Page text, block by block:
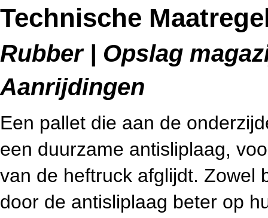
Technische
Rubber | Opslag
Aanrijdingen
Een pallet die aan de
een duurzame antisliplaag,
van de heftruck afglijdt. Zowel
door de antisliplaag beter op